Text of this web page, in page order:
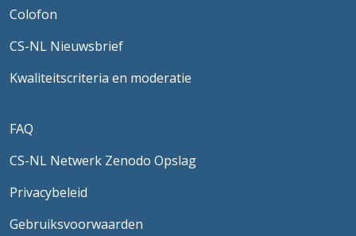
Colofon
CS-NL Nieuwsbrief
Kwaliteitscriteria en moderatie
FAQ
CS-NL Netwerk Zenodo Opslag
Privacybeleid
Gebruiksvoorwaarden